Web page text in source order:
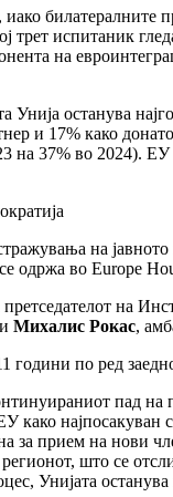
билатералните
трет испитаник
на
Унија останува
и 17% како
на 37% во 2024).
на
одржа во Europe
на
Михалис Рокас,
по ред
пад
како најпосакуван
за прием на нови
што се
Унијата